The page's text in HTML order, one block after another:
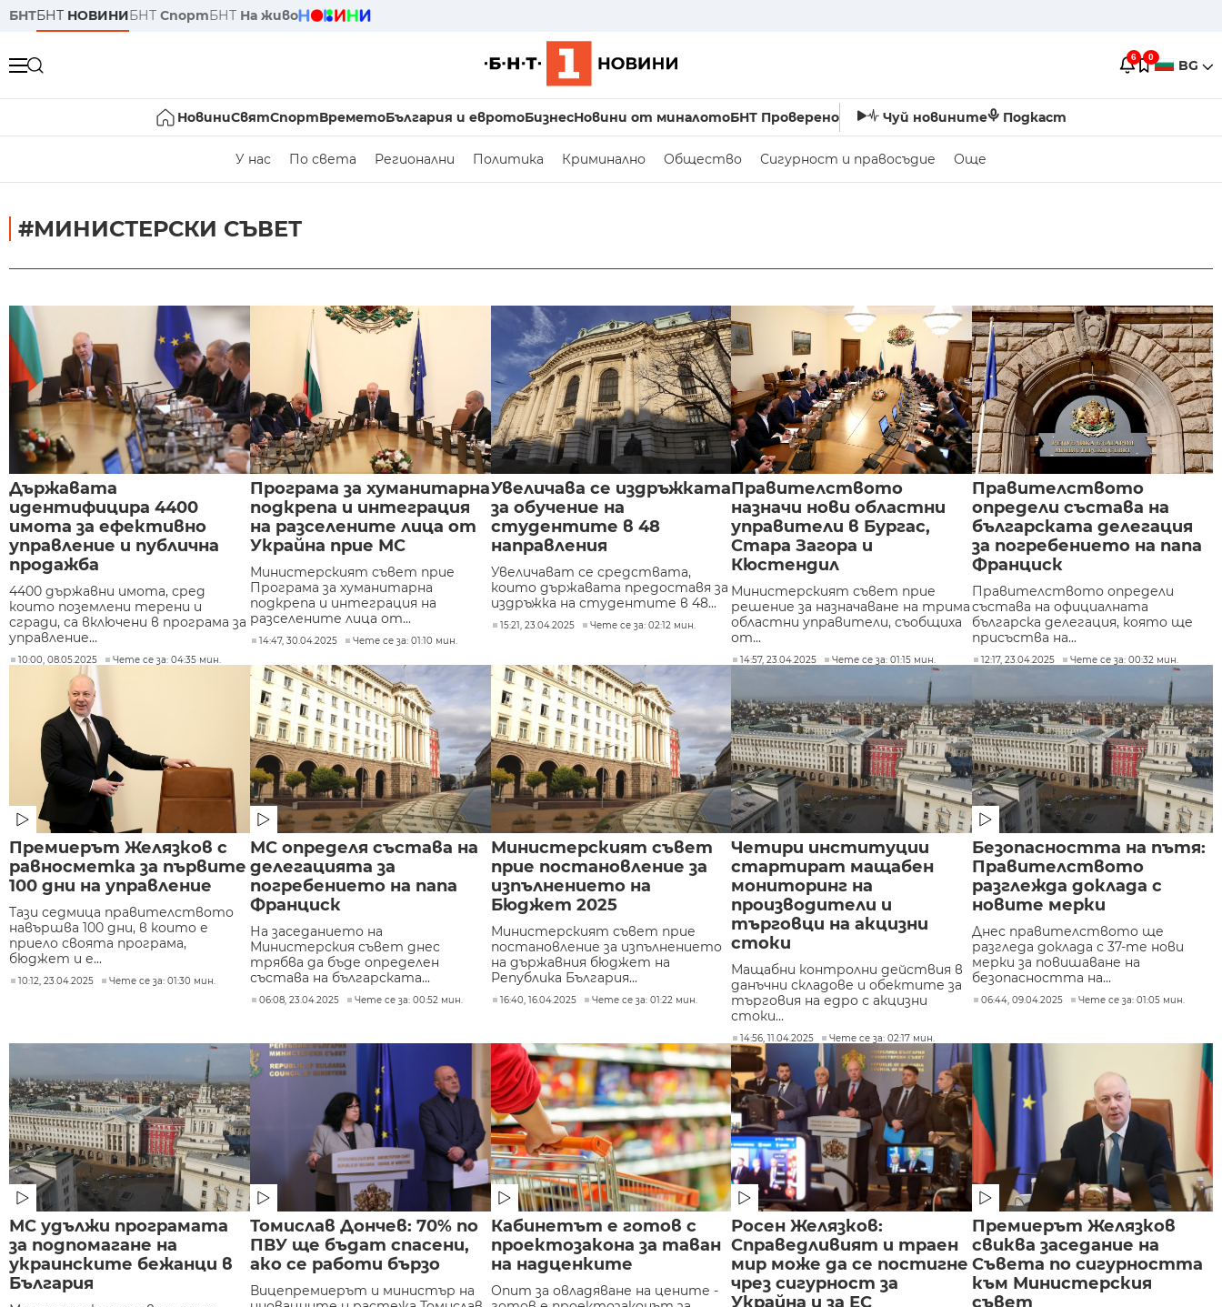
БНТБНТ НОВИНИБНТ СпортБНТ На живо
6 0 BG
НовиниСвятСпортВреметоБългария и евротоБизнесНовини от миналотоБНТ Проверено Чуй новините Подкаст
У нас По света Регионални Политика Криминално Общество Сигурност и правосъдие Още
#МИНИСТЕРСКИ СЪВЕТ
Държавата
идентифицира 4400
имота за ефективно
управление и публична
продажба
4400 държавни имота, сред
които поземлени терени и
сгради, са включени в програма за
управление...
10:00, 08.05.2025 Чете се за: 04:35 мин.
Програма за хуманитарна
подкрепа и интеграция
на разселените лица от
Украйна прие МС
Министерският съвет прие
Програма за хуманитарна
подкрепа и интеграция на
разселените лица от...
14:47, 30.04.2025 Чете се за: 01:10 мин.
Увеличава се издръжката
за обучение на
студентите в 48
направления
Увеличават се средствата,
които държавата предоставя за
издръжка на студентите в 48...
15:21, 23.04.2025 Чете се за: 02:12 мин.
Правителството
назначи нови областни
управители в Бургас,
Стара Загора и
Кюстендил
Министерският съвет прие
решение за назначаване на трима
областни управители, съобщиха
от...
14:57, 23.04.2025 Чете се за: 01:15 мин.
Правителството
определи състава на
българската делегация
за погребението на папа
Франциск
Правителството определи
състава на официалната
българска делегация, която ще
присъства на...
12:17, 23.04.2025 Чете се за: 00:32 мин.
Премиерът Желязков с
равносметка за първите
100 дни на управление
Тази седмица правителството
навършва 100 дни, в които е
приело своята програма,
бюджет и е...
10:12, 23.04.2025 Чете се за: 01:30 мин.
МС определя състава на
делегацията за
погребението на папа
Франциск
На заседанието на
Министерския съвет днес
трябва да бъде определен
състава на българската...
06:08, 23.04.2025 Чете се за: 00:52 мин.
Министерският съвет
прие постановление за
изпълнението на
Бюджет 2025
Министерският съвет прие
постановление за изпълнението
на държавния бюджет на
Република България...
16:40, 16.04.2025 Чете се за: 01:22 мин.
Четири институции
стартират мащабен
мониторинг на
производители и
търговци на акцизни
стоки
Мащабни контролни действия в
данъчни складове и обектите за
търговия на едро с акцизни
стоки...
14:56, 11.04.2025 Чете се за: 02:17 мин.
Безопасността на пътя:
Правителството
разглежда доклада с
новите мерки
Днес правителството ще
разгледа доклада с 37-те нови
мерки за повишаване на
безопасността на...
06:44, 09.04.2025 Чете се за: 01:05 мин.
МС удължи програмата
за подпомагане на
украинските бежанци в
България
Томислав Дончев: 70% по
ПВУ ще бъдат спасени,
ако се работи бързо
Вицепремиерът и министър на
Кабинетът е готов с
проектозакона за таван
на надценките
Опит за овладяване на цените -
Росен Желязков:
Справедливият и траен
мир може да се постигне
чрез сигурност за
Украйна и за ЕС
Премиерът Желязков
свиква заседание на
Съвета по сигурността
към Министерския
съвет